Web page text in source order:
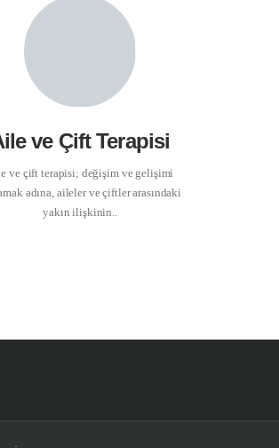
ve Çift Terapisi
ve çift terapisi; değişim ve gelişimi
adına, aileler ve çiftler arasındaki
yakın ilişkinin..